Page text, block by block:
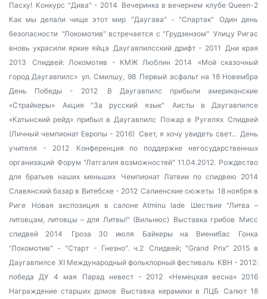
Пасху! Конкурс "Дива" - 2014 Вечеринка в вечернем клубе Queen-2
Как мы делали чище этот мир
"Даугава" - "Спартак"
Один день
безопасности "Локомотив" встречается с "Грудзензом" Улицу Ригас
вновь украсили яркие яйца Даугавпилсский дрифт - 2011 Дни края
2013
Спидвей: Локомотив - КМЖ Люблин 2014
«Мой сказочный
город Даугавпилс» ул. Смилшу, 98 Первый асфальт на 18 Новембра
День Победы - 2012
В Даугавпилс прибыли американские
«Страйкеры»
Акция "За русский язык"
Аисты в Даугавпилсе
«Катынский рейд» прибыл в Даугавпилс Пожар в Ругелях Спидвей
(Личный чемпионат Европы - 2016) Свет, я хочу увидеть свет... День
учителя - 2012
Конференция по поддержке негосударственных
организаций Форум "Латгалия возможностей" 11.04.2012. Рождество
для братьев наших меньших
Чемпионат Латвии по спидвею 2014
Славянский базар в Витебске - 2012 Салиенские сюжеты 18 ноября в
Риге
Новая экспозиция в салоне Atminu lade
Шествие "Литва –
литовцам, литовцы – для Литвы!" (Вильнюс) Выставка грибов Мисс
спидвей 2014
Гроза 30 июля Байкеры на Виенибас
Гонка
"Локомотив" - "Старт - Гнезно". ч.2
Спидвей; "Grand Prix" 2015 в
Даугавпилсе XI Международный фольклорный фестиваль КВН - 2012:
победа ДУ
4 мая Парад невест - 2012
«Немецкая весна» 2016
Награждение старших домов
Выставка керамики в ЛЦБ Салют 18